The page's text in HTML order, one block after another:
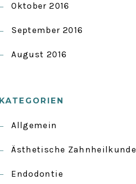
Oktober 2016
September 2016
August 2016
KATEGORIEN
Allgemein
Ästhetische Zahnheilkunde
Endodontie